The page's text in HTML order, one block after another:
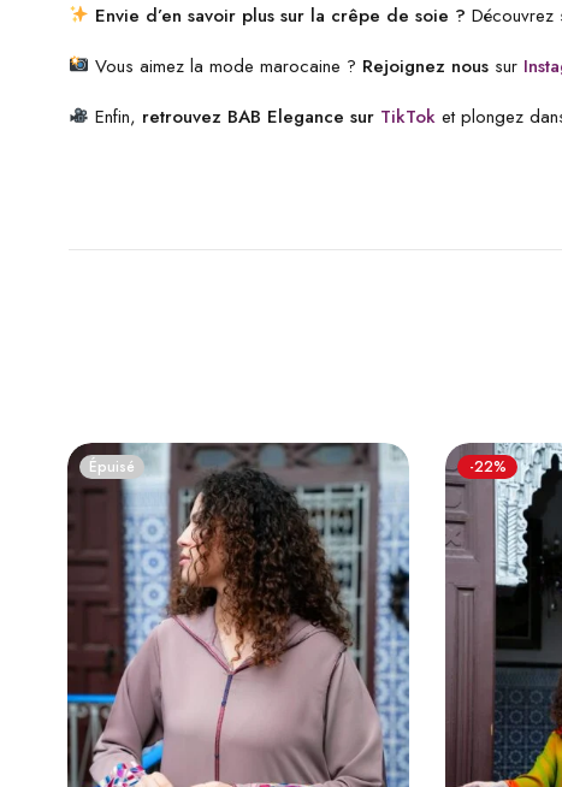
Envie d’en savoir plus sur la crêpe de soie ? Découvrez
Vous aimez la mode marocaine ? Rejoignez nous sur
Enfin, retrouvez BAB Elegance sur TikTok et plongez
Épuisé -22%